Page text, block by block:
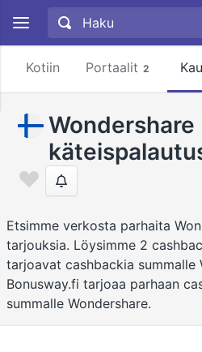
Kotiin Portaalit 2
Wondershare
Etsimme verkosta parhaita
tarjouksia. Löysimme 2
tarjoavat cashbackia summalle
Bonusway.fi tarjoaa parhaan
summalle Wondershare.